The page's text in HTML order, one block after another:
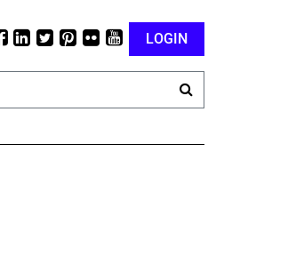
LOGIN